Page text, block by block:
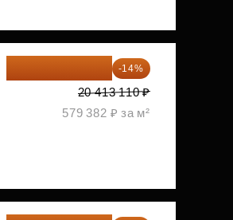
-14%
20 413 110 ₽
579 382 ₽ за м²